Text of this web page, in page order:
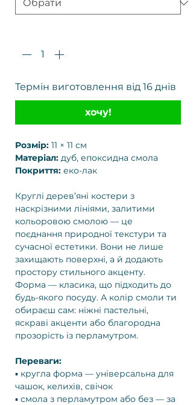
Термін виготовлення від 16 днів
хочу!
Розмір: 11 × 11 см
Матеріал: дуб, епоксидна смола
Покриття: еко-лак
Круглі дерев’яні костери з
наскрізними лініями, залитими
кольоровою смолою — це
поєднання природної текстури та
сучасної естетики. Вони не лише
захищають поверхні, а й додають
простору стильного акценту.
Форма — класика, що підходить до
будь-якого посуду. А колір смоли ти
обираєш сам: ніжні пастельні,
яскраві акценти або благородна
прозорість із перламутром.
Переваги:
▪️ кругла форма — універсальна для
чашок, келихів, свічок
▪️ смола з перламутром або без — за